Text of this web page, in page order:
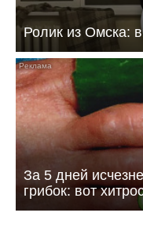
Ролик из Омска:
За 5 дней
грибок: вот